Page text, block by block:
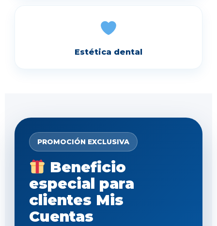
Estética dental
PROMOCIÓN EXCLUSIVA
Beneficio
especial para
clientes Mis
Cuentas